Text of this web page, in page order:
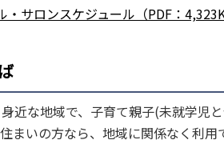
サロンスケジュール（PDF：
近な地域で、子育て親子(未就学児
まいの方なら、地域に関係なく利用